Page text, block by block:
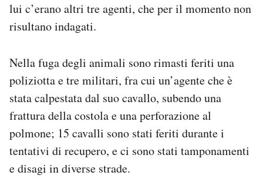
lui c’erano altri tre agenti, che per il momento non
risultano indagati.
Nella fuga degli animali sono rimasti feriti una
poliziotta e tre militari, fra cui un’agente che è
stata calpestata dal suo cavallo, subendo una
frattura della costola e una perforazione al
polmone; 15 cavalli sono stati feriti durante i
tentativi di recupero, e ci sono stati tamponamenti
e disagi in diverse strade.